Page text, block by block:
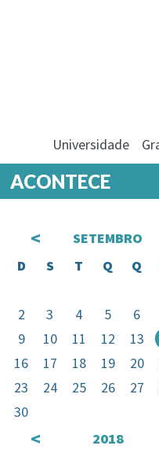
Universidade
ACONTECE
< SETEMBRO
D S T Q Q
2
3 4 5 6
9
10 11 12 13
16
17 18 19 20
23
24 25 26 27
30
< 2018